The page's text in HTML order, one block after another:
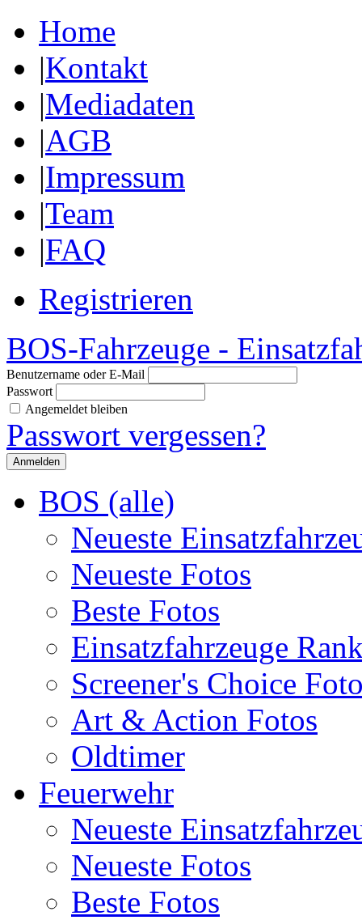
Home
|Kontakt
|Mediadaten
|AGB
|Impressum
|Team
|FAQ
Registrieren
BOS-Fahrzeuge -
Benutzername oder E-Mail
Passwort
Angemeldet bleiben
Passwort vergessen?
BOS (alle)
Neueste
Neueste Fotos
Beste Fotos
Einsatzfahrzeuge
Screener's Choice
Art & Action Fotos
Oldtimer
Feuerwehr
Neueste
Neueste Fotos
Beste Fotos